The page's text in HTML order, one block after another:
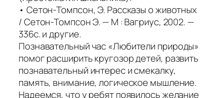
• Сетон-Томпсон, Э. Рассказы о животных
/ Сетон-Томпсон Э. — М : Вагриус, 2002. —
336с. и другие.
Познавательный час «Любители природы»
помог расширить кругозор детей, развить
познавательный интерес и смекалку,
память, внимание, логическое мышление.
Надеемся, что у ребят появилось желание